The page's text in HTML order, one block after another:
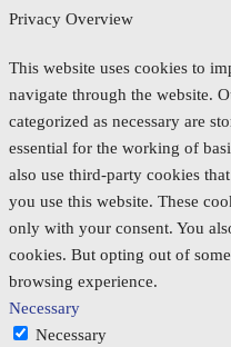
Privacy Overview
This website uses cookies to
navigate through the website.
categorized as necessary are
essential for the working of
also use third-party cookies
you use this website. These
only with your consent. You
cookies. But opting out of
browsing experience.
Necessary
Necessary